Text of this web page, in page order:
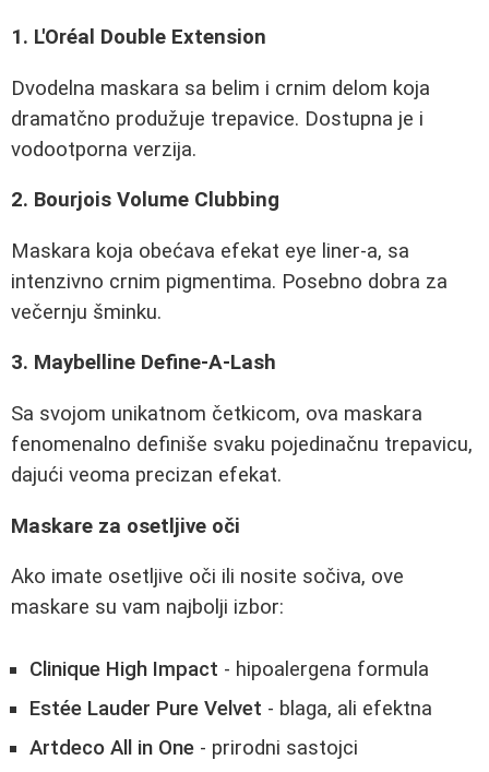
1. L'Oréal Double Extension
Dvodelna maskara sa belim i crnim delom koja
dramatčno produžuje trepavice. Dostupna je i
vodootporna verzija.
2. Bourjois Volume Clubbing
Maskara koja obećava efekat eye liner-a, sa
intenzivno crnim pigmentima. Posebno dobra za
večernju šminku.
3. Maybelline Define-A-Lash
Sa svojom unikatnom četkicom, ova maskara
fenomenalno definiše svaku pojedinačnu trepavicu,
dajući veoma precizan efekat.
Maskare za osetljive oči
Ako imate osetljive oči ili nosite sočiva, ove
maskare su vam najbolji izbor:
Clinique High Impact - hipoalergena formula
Estée Lauder Pure Velvet - blaga, ali efektna
Artdeco All in One - prirodni sastojci